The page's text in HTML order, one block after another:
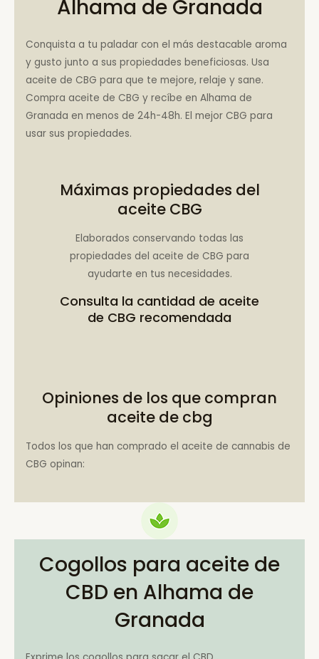
Alhama de Granada
Conquista a tu paladar con el más destacable aroma
y gusto junto a sus propiedades beneficiosas. Usa
aceite de CBG para que te mejore, relaje y sane.
Compra aceite de CBG y recíbe en Alhama de
Granada en menos de 24h-48h. El mejor CBG para
usar sus propiedades.
Máximas propiedades del
aceite CBG
Elaborados conservando todas las
propiedades del aceite de CBG para
ayudarte en tus necesidades.
Consulta la cantidad de aceite
de CBG recomendada
Opiniones de los que compran
aceite de cbg
Todos los que han comprado el aceite de cannabis de
CBG opinan:
Cogollos para aceite de
CBD en Alhama de
Granada